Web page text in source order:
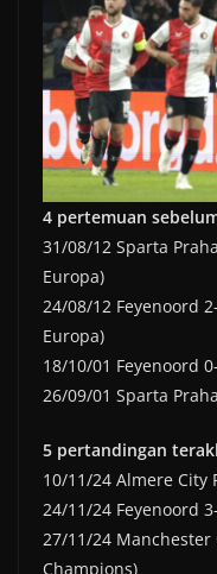
4 pertemuan
31/08/12 Sparta
Europa)
24/08/12 Feyenoord
Europa)
18/10/01 Feyenoord
26/09/01 Sparta
5 pertandingan
10/11/24 Almere City
24/11/24 Feyenoord
27/11/24 Manchester
Champions)